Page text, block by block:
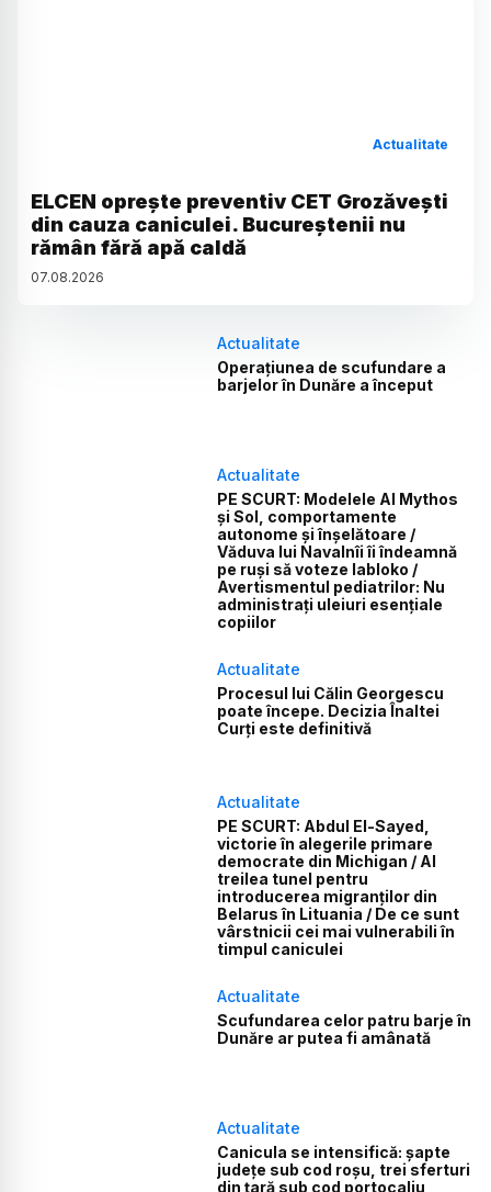
Actualitate
ELCEN oprește preventiv CET Grozăvești
din cauza caniculei. Bucureștenii nu
rămân fără apă caldă
07.08.2026
Actualitate
Operațiunea de scufundare a
barjelor în Dunăre a început
Actualitate
PE SCURT: Modelele AI Mythos
și Sol, comportamente
autonome și înșelătoare /
Văduva lui Navalnîi îi îndeamnă
pe ruși să voteze Iabloko /
Avertismentul pediatrilor: Nu
administrați uleiuri esențiale
copiilor
Actualitate
Procesul lui Călin Georgescu
poate începe. Decizia Înaltei
Curți este definitivă
Actualitate
PE SCURT: Abdul El-Sayed,
victorie în alegerile primare
democrate din Michigan / Al
treilea tunel pentru
introducerea migranților din
Belarus în Lituania / De ce sunt
vârstnicii cei mai vulnerabili în
timpul caniculei
Actualitate
Scufundarea celor patru barje în
Dunăre ar putea fi amânată
Actualitate
Canicula se intensifică: șapte
județe sub cod roșu, trei sferturi
din țară sub cod portocaliu